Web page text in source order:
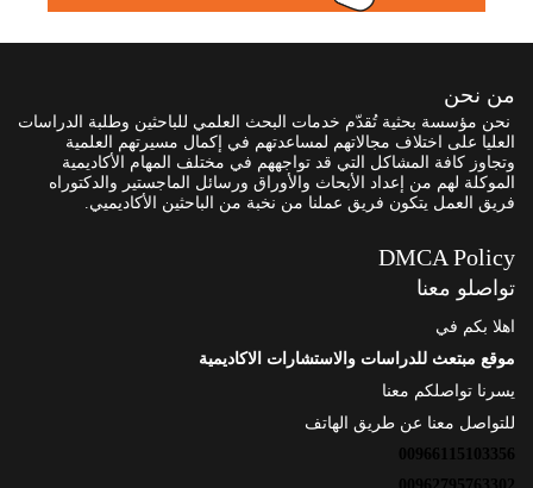
من نحن
نحن مؤسسة بحثية تُقدّم خدمات البحث العلمي للباحثين وطلبة الدراسات
العليا على اختلاف مجالاتهم لمساعدتهم في إكمال مسيرتهم العلمية
وتجاوز كافة المشاكل التي قد تواجههم في مختلف المهام الأكاديمية
الموكلة لهم من إعداد الأبحاث والأوراق ورسائل الماجستير والدكتوراه
فريق العمل يتكون فريق عملنا من نخبة من الباحثين الأكاديميي.
DMCA Policy
تواصلو معنا
اهلا بكم في
موقع مبتعث للدراسات والاستشارات الاكاديمية
يسرنا تواصلكم معنا
للتواصل معنا عن طريق الهاتف
00966115103356